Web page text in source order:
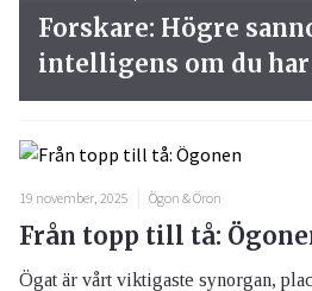
19 november, 2025 Ögon & Öron
Från topp till tå:
Ögat är vårt viktigaste synorgan,
Forskare: Högre
intelligens om du